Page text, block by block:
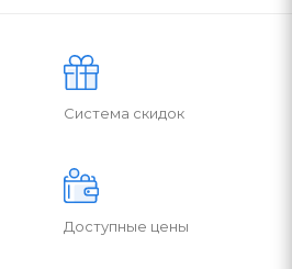
Система скидок
Доступные цены